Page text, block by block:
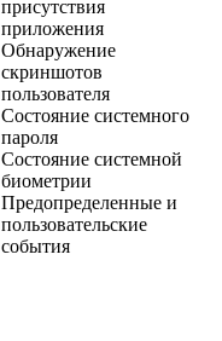
присутствия
приложения
Обнаружение
скриншотов
пользователя
Состояние системного
пароля
Состояние системной
биометрии
Предопределенные и
пользовательские
события